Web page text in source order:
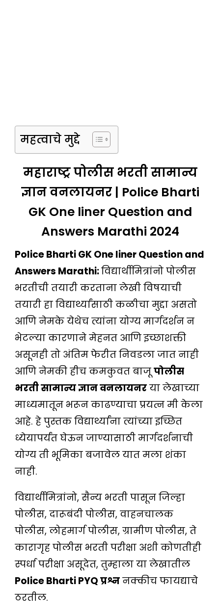
महत्वाचे मुद्दे
महाराष्ट्र पोलीस भरती सामान्य
ज्ञान वनलायनर | Police Bharti
GK One liner Question and
Answers Marathi 2024
Police Bharti GK One liner Question and
Answers Marathi:विद्यार्थीमित्रांनो पोलीस
भरतीची तयारी करताना लेखी विषयाची
तयारी हा विद्यार्थ्यांसाठी कळीचा मुद्दा असतो
आणि नेमके येथेच त्यांना योग्य मार्गदर्शन न
भेटल्या कारणाने मेहनत आणि इच्छाशक्ती
असूनही तो अंतिम फेरीत निवडला जात नाही
आणि नेमकी हीच कमकुवत बाजूपोलीस
भरती सामान्य ज्ञान वनलायनरया लेखाच्या
माध्यमातून भरून काढण्याचा प्रयत्न मी केला
आहे. हे पुस्तक विद्यार्थ्यांना त्यांच्या इच्छित
ध्येयापर्यंत घेऊन जाण्यासाठी मार्गदर्शनाची
योग्य ती भूमिका बजावेल यात मला शंका
नाही.
विद्यार्थीमित्रांनो, सैन्य भरती पासून जिल्हा
पोलीस, दारूबंदी पोलीस, वाहनचालक
पोलीस, लोहमार्ग पोलीस, ग्रामीण पोलीस, ते
कारागृह पोलीस भरती परीक्षा अशी कोणतीही
स्पर्धा परीक्षा असूदेत, तुम्हाला या लेखातील
Police Bharti PYQ प्रश्ननक्कीच फायद्याचे
ठरतील.